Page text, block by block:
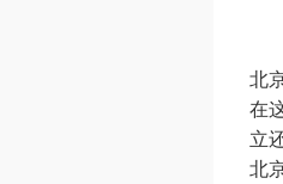
北
在
立
北